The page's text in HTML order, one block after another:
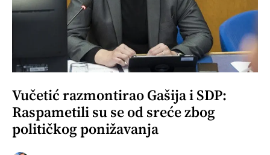
Vučetić razmontirao Gašija i SDP:
Raspametili su se od sreće zbog
političkog ponižavanja